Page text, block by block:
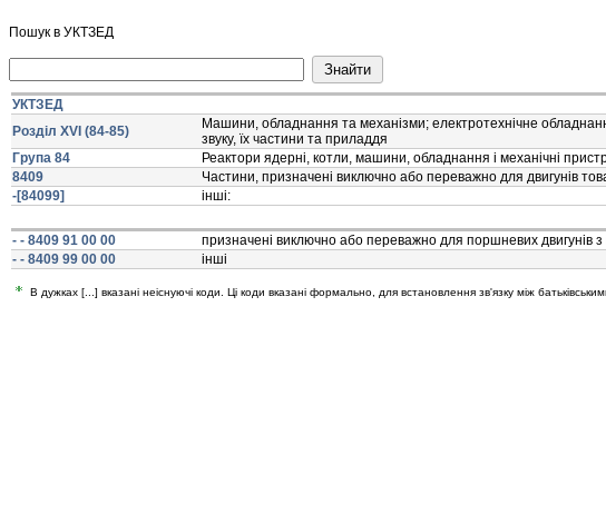
Пошук в УКТЗЕД
УКТЗЕД
Розділ XVI (84-85)
Машини, обладнання та механiзми; електротехнiчне
звуку, їх частини та приладдя
Група 84
Реактори ядернi, котли, машини, обладнання i механiчнi
8409
Частини, призначенi виключно або переважно для двигунiв
-[84099]
iншi:
- - 8409 91 00 00
призначенi виключно або переважно для поршневих двигунiв
- - 8409 99 00 00
iншi
В дужках [...] вказані неіснуючі коди. Ці коди вказані формально, для встановлення зв'язку між